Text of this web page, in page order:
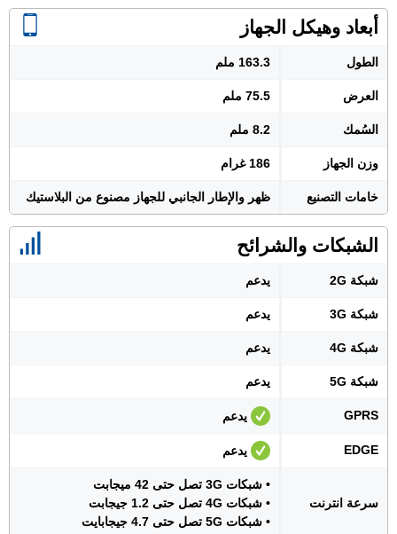
أبعاد وهيكل الجهاز
الطول 163.3 ملم
العرض 75.5 ملم
السُمك 8.2 ملم
وزن الجهاز 186 غرام
خامات التصنيع ظهر والإطار الجانبي للجهاز مصنوع من البلاستيك
الشبكات والشرائح
شبكة 2G يدعم
شبكة 3G يدعم
شبكة 4G يدعم
شبكة 5G يدعم
GPRS يدعم
EDGE يدعم
سرعة انترنت
• شبكات 3G تصل حتى 42 ميجابت
• شبكات 4G تصل حتى 1.2 جيجابت
• شبكات 5G تصل حتى 4.7 جيجابايت